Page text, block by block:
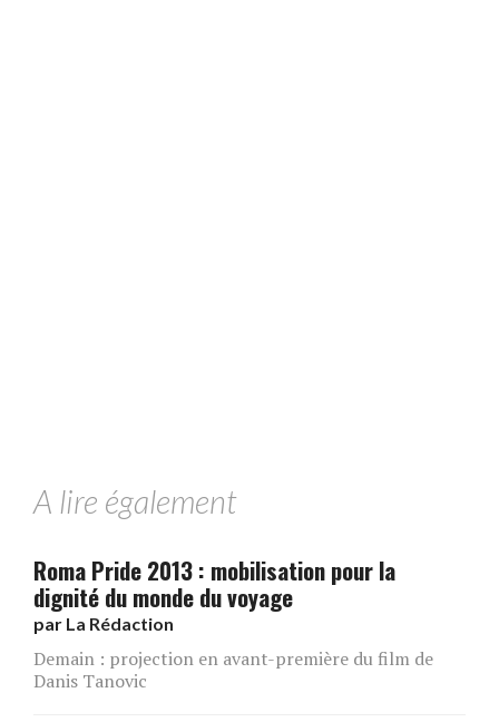
A lire également
Roma Pride 2013 : mobilisation pour la
dignité du monde du voyage
par La Rédaction
Demain : projection en avant-première du film de
Danis Tanovic